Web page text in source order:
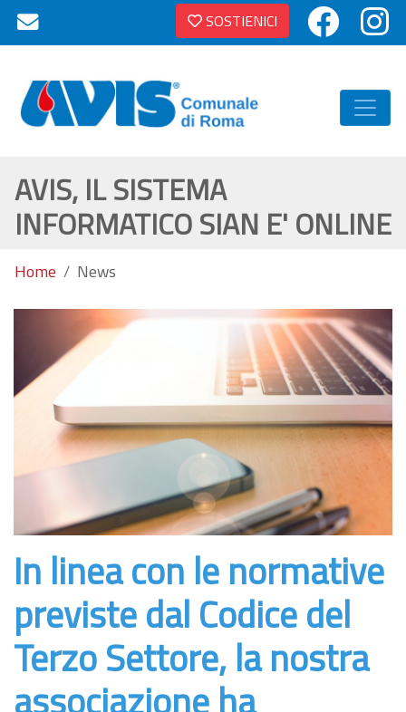
SOSTIENICI
AVIS, IL SISTEMA
INFORMATICO SIAN E' ONLINE
Home News
In linea con le normative
previste dal Codice del
Terzo Settore, la nostra